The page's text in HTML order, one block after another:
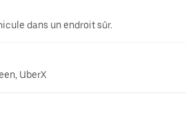
dans un endroit sûr.
UberX